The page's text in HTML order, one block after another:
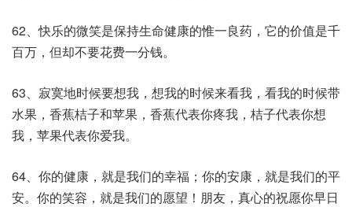
62、快乐的微笑是保持生命健康的惟一良药，它的价值是千
百万，但却不要花费一分钱。
63、寂寞地时候要想我，想我的时候来看我，看我的时候带
水果，香蕉桔子和苹果，香蕉代表你疼我，桔子代表你想
我，苹果代表你爱我。
64、你的健康，就是我们的幸福；你的安康，就是我们的平
安。你的笑容，就是我们的愿望！朋友，真心的祝愿你早日